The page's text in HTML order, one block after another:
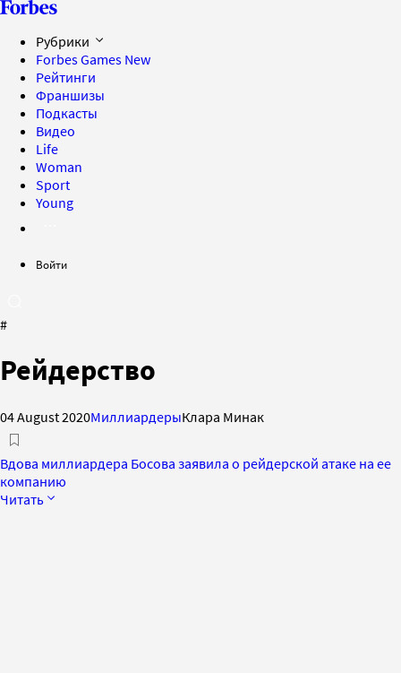
Рубрики
Forbes Games New
Рейтинги
Франшизы
Подкасты
Видео
Life
Woman
Sport
Young
Войти
#
Рейдерство
04 August 2020МиллиардерыКлара Минак
Вдова миллиардера Босова заявила о рейдерской атаке на ее
компанию
Читать